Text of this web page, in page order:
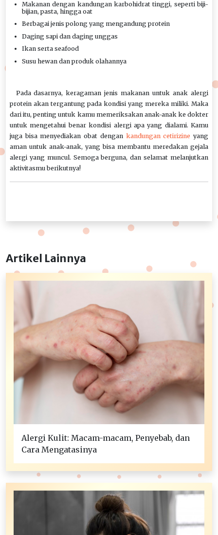
Makanan dengan kandungan karbohidrat tinggi, seperti biji-
bijian, pasta, hingga oat
Berbagai jenis polong yang mengandung protein
Daging sapi dan daging unggas
Ikan serta seafood
Susu hewan dan produk olahannya
Pada dasarnya, keragaman jenis makanan untuk anak alergi
protein akan tergantung pada kondisi yang mereka miliki. Maka
dari itu, penting untuk kamu memeriksakan anak-anak ke dokter
untuk mengetahui benar kondisi alergi apa yang dialami. Kamu
juga bisa menyediakan obat dengan kandungan cetirizine yang
aman untuk anak-anak, yang bisa membantu meredakan gejala
alergi yang muncul. Semoga berguna, dan selamat melanjutkan
aktivitasmu berikutnya!
Artikel Lainnya
Alergi Kulit: Macam-macam, Penyebab, dan
Cara Mengatasinya